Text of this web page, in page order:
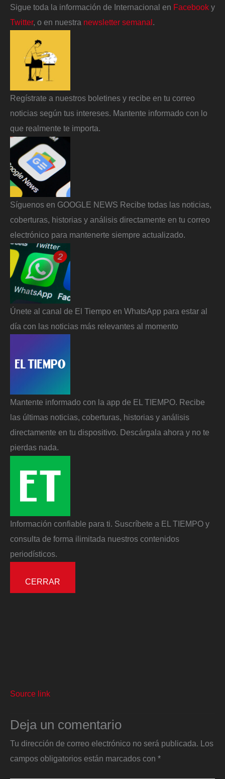
Sigue toda la información de Internacional en Facebook y
Twitter, o en nuestra newsletter semanal
Regístrate a nuestros boletines y recibe en tu correo
noticias según tus intereses. Mantente informado con lo
que realmente te importa.
Síguenos en GOOGLE NEWS Recibe todas las noticias,
coberturas, historias y análisis directamente en tu correo
electrónico para mantenerte siempre actualizado.
Únete al canal de El Tiempo en WhatsApp para estar al
día con las noticias más relevantes al momento
Mantente informado con la app de EL TIEMPO. Recibe
las últimas noticias, coberturas, historias y análisis
directamente en tu dispositivo. Descárgala ahora y no te
pierdas nada.
Información confiable para ti. Suscríbete a EL TIEMPO y
consulta de forma ilimitada nuestros contenidos
periodísticos.
CERRAR
Source link
Deja un comentario
Tu dirección de correo electrónico no será publicada. Los
campos obligatorios están marcados con *